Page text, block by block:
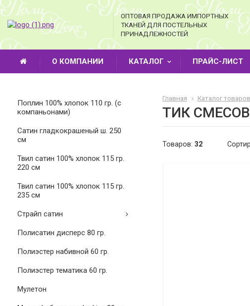
ОПТОВАЯ ПРОДАЖА ИМПОРТНЫХ
ТКАНЕЙ ДЛЯ ПОСТЕЛЬНЫХ
ПРИНАДЛЕЖНОСТЕЙ
О КОМПАНИИ КАТАЛОГ ПРАЙС-ЛИСТ
Поплин 100% хлопок 110 гр. (с
компаньонами)
Cатин гладкокрашеный ш. 250
см
Твил сатин 100% хлопок 115 гр.
220 см
Твил сатин 100% хлопок 115 гр.
235 см
Страйп сатин
Полисатин дисперс 80 гр.
Полиэстер набивной 60 гр.
Полиэстер тематика 60 гр.
Мулетон
Главная Каталог товаров
ТИК
Товаров: 32